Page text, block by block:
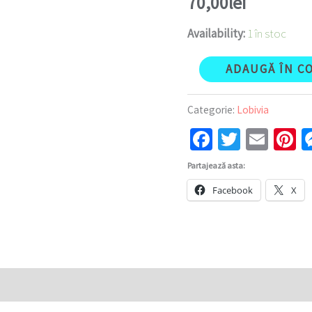
Availability: 1 în stoc
ADAUGĂ ÎN
Categorie: Lobivia
Facebook
Twitter
Partajează asta:
Facebook X